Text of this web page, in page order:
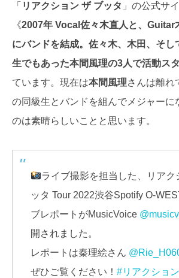
「 リアクション ザ ブッタ 」の公式サ
《2007年 Vocal佐々木直人と、Guitar
にバンドを結成。佐々木、木田、そし
生でもあった本間風理の3人で活動スタ
ています。現在は本間風理さんは離れ
の同級生とバンドを組んでメジャーに
のは素晴らしいことと思います。
ライブ撮影を担当した、リアク
ッタ Tour 2022渋谷Spotify O-
ブレポートがMusicVoice
開されました。
レポートは秦理絵さん
ぜひご覧ください！ #リアクショ